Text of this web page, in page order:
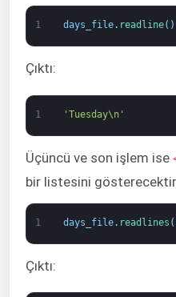
1 days_file. readline( )
Çıktı:
1 'Tuesday\n'
Üçüncü ve son işlem ise
bir listesini
1 days_file. readlines (
Çıktı: